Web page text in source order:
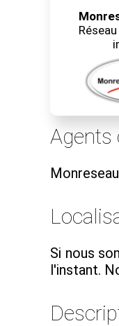
Agents
Si nous
l'instant.